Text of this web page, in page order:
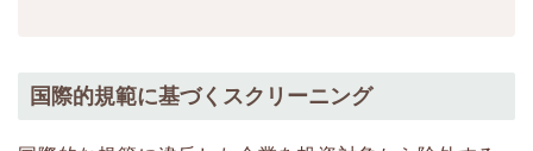
国際的規範に基づくスクリーニング